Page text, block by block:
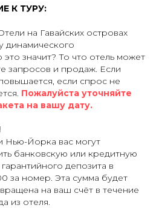
К ТУРУ:
на Гавайских островах
динамического
значит? То что отель может
запросов и продаж. Если
если спрос не
Пожалуйста уточняйте
на вашу дату.
Нью-Йорка вас могут
банковскую или кредитную
депозита в
за номер. Эта сумма будет
на ваш счёт в течение
из отеля.